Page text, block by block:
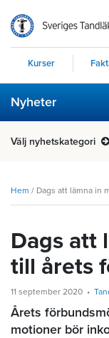
Kurser
Nyheter
Välj nyhetskategori
Hem / Dags att lämna in
Dags att
till årets
11 september 2020
Årets
motioner bör